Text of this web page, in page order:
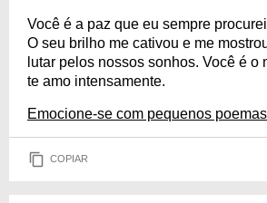
Você é a paz que eu sempre
O seu brilho me cativou e me
lutar pelos nossos sonhos. Você é o
te amo intensamente.
Emocione-se com pequenos
COPIAR